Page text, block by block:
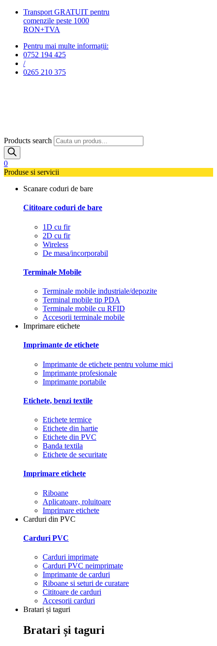
Transport GRATUIT pentru
comenzile peste 1000
RON+TVA
Pentru mai multe informații:
0752 194 425
/
0265 210 375
Products search
0
Produse si servicii
Scanare coduri de bare
Cititoare coduri de bare
1D cu fir
2D cu fir
Wireless
De masa/incorporabil
Terminale Mobile
Terminale mobile industriale/depozite
Terminal mobile tip PDA
Terminale mobile cu RFID
Accesorii terminale mobile
Imprimare etichete
Imprimante de etichete
Imprimante de etichete pentru volume mici
Imprimante profesionale
Imprimante portabile
Etichete, benzi textile
Etichete termice
Etichete din hartie
Etichete din PVC
Banda textila
Etichete de securitate
Imprimare etichete
Riboane
Aplicatoare, roluitoare
Imprimare etichete
Carduri din PVC
Carduri PVC
Carduri imprimate
Carduri PVC neimprimate
Imprimante de carduri
Riboane si seturi de curatare
Cititoare de carduri
Accesorii carduri
Bratari și taguri
Bratari și taguri